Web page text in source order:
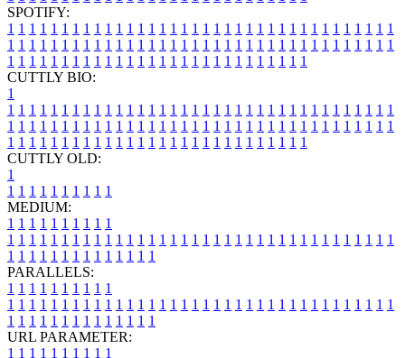
SPOTIFY:
1 1 1 1 1 1 1 1 1 1 1 1 1 1 1 1 1 1 1 1 1 1 1 1 1 1 1 1 1 1 1 1 1 1 1 1
1 1 1 1 1 1 1 1 1 1 1 1 1 1 1 1 1 1 1 1 1 1 1 1 1 1 1 1 1 1 1 1 1 1 1 1
1 1 1 1 1 1 1 1 1 1 1 1 1 1 1 1 1 1 1 1 1 1 1 1 1 1 1 1
CUTTLY BIO:
1
1 1 1 1 1 1 1 1 1 1 1 1 1 1 1 1 1 1 1 1 1 1 1 1 1 1 1 1 1 1 1 1 1 1 1 1
1 1 1 1 1 1 1 1 1 1 1 1 1 1 1 1 1 1 1 1 1 1 1 1 1 1 1 1 1 1 1 1 1 1 1 1
1 1 1 1 1 1 1 1 1 1 1 1 1 1 1 1 1 1 1 1 1 1 1 1 1 1 1 1
CUTTLY OLD:
1
1 1 1 1 1 1 1 1 1 1
MEDIUM:
1 1 1 1 1 1 1 1 1 1
1 1 1 1 1 1 1 1 1 1 1 1 1 1 1 1 1 1 1 1 1 1 1 1 1 1 1 1 1 1 1 1 1 1 1 1
1 1 1 1 1 1 1 1 1 1 1 1 1 1
PARALLELS:
1 1 1 1 1 1 1 1 1 1
1 1 1 1 1 1 1 1 1 1 1 1 1 1 1 1 1 1 1 1 1 1 1 1 1 1 1 1 1 1 1 1 1 1 1 1
1 1 1 1 1 1 1 1 1 1 1 1 1 1
URL PARAMETER:
1 1 1 1 1 1 1 1 1 1